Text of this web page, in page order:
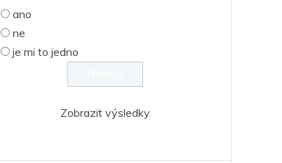
ano
ne
je mi to jedno
Zobrazit výsledky